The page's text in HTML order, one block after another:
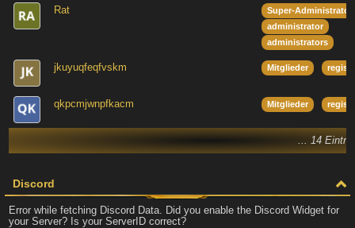
Discord
Error while fetching Discord Data. Did you enable the Discord Widget for
your Server? Is your ServerID correct?
Rat
Super-
administrator
administrators
jkuyuqfeqfvskm Mitglieder
qkpcmjwnpfkacm Mitglieder
... 14